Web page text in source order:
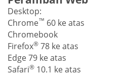
Desktop:
Chrome™ 60 ke atas
Chromebook
Firefox® 78 ke atas
Edge 79 ke atas
Safari® 10.1 ke atas